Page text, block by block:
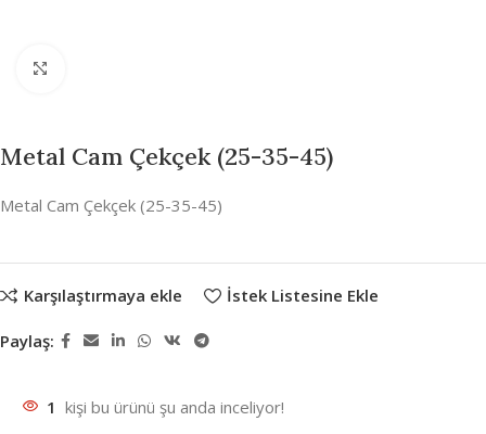
Metal Cam Çekçek (25-35-45)
Metal Cam Çekçek (25-35-45)
Karşılaştırmaya ekle İstek Listesine Ekle
Paylaş:
1 kişi bu ürünü şu anda inceliyor!